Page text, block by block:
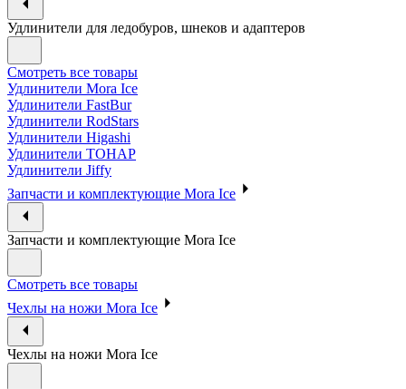
Удлинители для ледобуров, шнеков и адаптеров
Смотреть все товары
Удлинители Mora Ice
Удлинители FastBur
Удлинители RodStars
Удлинители Higashi
Удлинители ТОНАР
Удлинители Jiffy
Запчасти и комплектующие Mora Ice
Запчасти и комплектующие Mora Ice
Смотреть все товары
Чехлы на ножи Mora Ice
Чехлы на ножи Mora Ice